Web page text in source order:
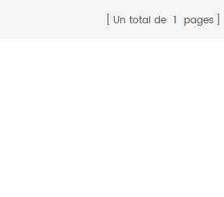
Un total de 1 pages